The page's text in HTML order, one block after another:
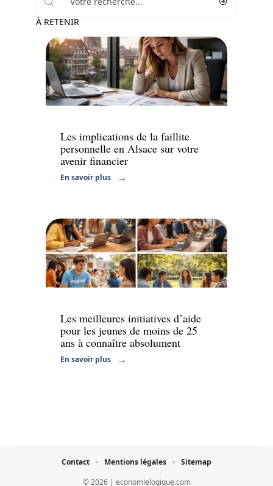
À RETENIR
Finance
Les implications de la faillite
personnelle en Alsace sur votre
avenir financier
En savoir plus
Finance
Les meilleures initiatives d’aide
pour les jeunes de moins de 25
ans à connaître absolument
En savoir plus
© 2026 | economielogique.com
Contact Mentions légales Sitemap